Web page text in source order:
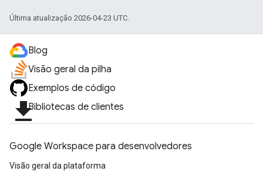
Última atualização 2026-04-23 UTC.
Blog
Visão geral da pilha
Exemplos de código
file_downloadBibliotecas de clientes
Google Workspace para desenvolvedores
Visão geral da plataforma